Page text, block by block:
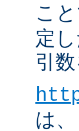
こ
定し
引
は、